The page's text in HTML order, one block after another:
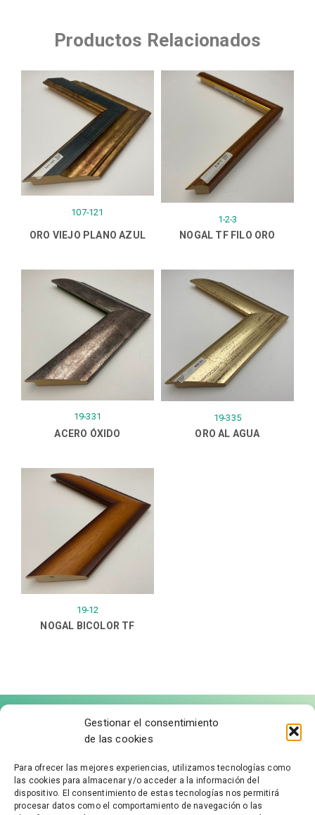
Gestionar el consentimiento
de las cookies
Para ofrecer las mejores experiencias, utilizamos tecnologías como
las cookies para almacenar y/o acceder a la información del
dispositivo. El consentimiento de estas tecnologías nos permitirá
procesar datos como el comportamiento de navegación o las
Productos Relacionados
107-121
ORO VIEJO PLANO AZUL
1-2-3
NOGAL TF FILO ORO
19-331
ACERO ÓXIDO
19-335
ORO AL AGUA
19-12
NOGAL BICOLOR TF
FÁBRICA DE MOLDURAS